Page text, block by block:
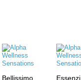
Bellissimo
Essenzi